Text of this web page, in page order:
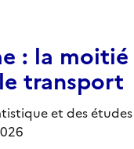
: la moitié
transport
et des études